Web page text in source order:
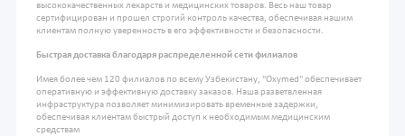
высококачественных лекарств и медицинских товаров. Весь наш товар
сертифицирован и прошел строгий контроль качества, обеспечивая нашим
клиентам полную уверенность в его эффективности и безопасности.
Быстрая доставка благодаря распределенной сети филиалов
Имея более чем 120 филиалов по всему Узбекистану, "Oxymed" обеспечивает
оперативную и эффективную доставку заказов. Наша разветвленная
инфраструктура позволяет минимизировать временные задержки,
обеспечивая клиентам быстрый доступ к необходимым медицинским
средствам